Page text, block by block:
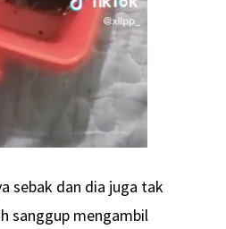
sebak dan dia juga tak
sanggup mengambil